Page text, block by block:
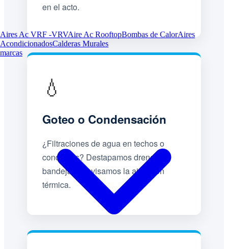
Aires Ac VRF -VRVAire Ac RooftopBombas de CalorAires
AcondicionadosCalderas Murales
marcas
en el acto.
💧
Goteo o Condensación
¿Filtraciones de agua en techos o
conductos? Destapamos drenajes,
bandejas y revisamos la aislación
térmica.